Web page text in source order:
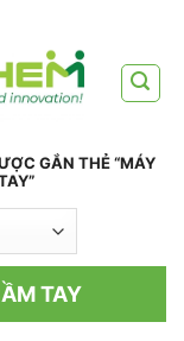
GẮN THẺ “MÁY
TAY